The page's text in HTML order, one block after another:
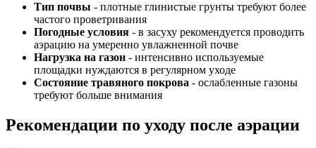
Тип почвы - плотные глинистые грунты требуют более
частого проветривания
Погодные условия - в засуху рекомендуется проводить
аэрацию на умеренно увлажненной почве
Нагрузка на газон - интенсивно используемые
площадки нуждаются в регулярном уходе
Состояние травяного покрова - ослабленные газоны
требуют больше внимания
Рекомендации по уходу после аэрации